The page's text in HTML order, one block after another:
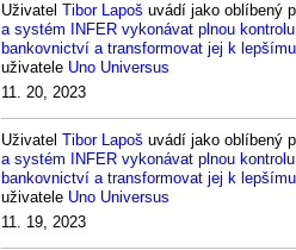
Uživatel Tibor Lapoš uvádí jako oblíbený
a systém INFER vykonávat plnou
bankovnictví a transformovat jej k
uživatele Uno Universus
11. 20, 2023
Uživatel Tibor Lapoš uvádí jako oblíbený
a systém INFER vykonávat plnou
bankovnictví a transformovat jej k
uživatele Uno Universus
11. 19, 2023